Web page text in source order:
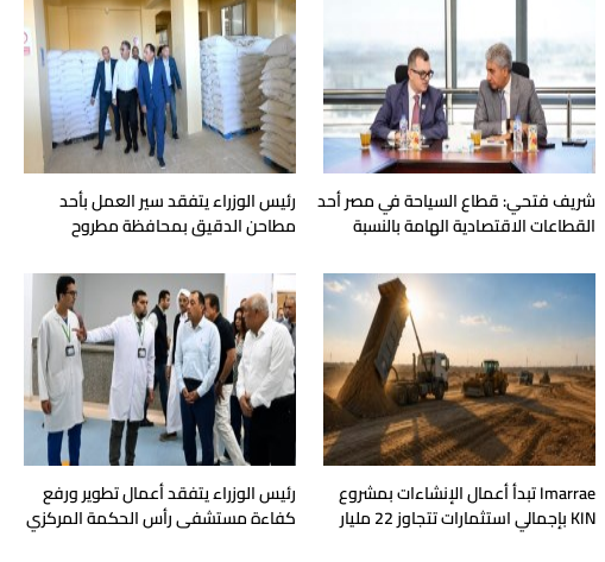
شريف فتحي: قطاع السياحة في مصر أحد
القطاعات الاقتصادية الهامة بالنسبة
رئيس الوزراء يتفقد سير العمل بأحد
مطاحن الدقيق بمحافظة مطروح
Imarrae تبدأ أعمال الإنشاءات بمشروع
KIN بإجمالي استثمارات تتجاوز 22 مليار
رئيس الوزراء يتفقد أعمال تطوير ورفع
كفاءة مستشفى رأس الحكمة المركزي